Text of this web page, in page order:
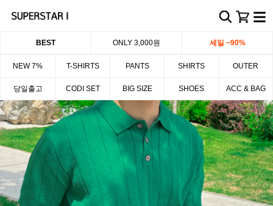
BEST ONLY 3,000원 세일 ~90%
NEW 7% T-SHIRTS PANTS SHIRTS OUTER
당일출고 CODI SET BIG SIZE SHOES ACC & BAG